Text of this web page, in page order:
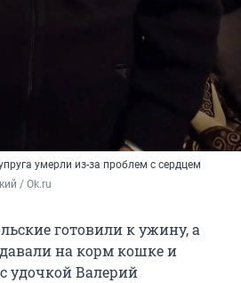
умерли из-за проблем с сердцем
/ Ok.ru
готовили к ужину, а
на корм кошке и
удочкой Валерий